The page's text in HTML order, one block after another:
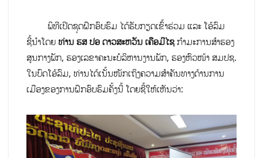
ພິທີເປີດຊຸດຝຶກອົບຮົມ ໄດ້ຮັບກຽດເຂົ້າຮ່ວມ ແລະ ໂອ້ລົມ
ຊີ້ນຳໂດຍທ່ານ ຮສ ປອ ດາວສະຫວັນ ເຄືອມີໄຊກຳມະການສຳຮອງ
ສູນກາງພັກ, ຮອງເລຂາຄະນະບໍລິຫານງານພັກ, ຮອງຫົວໜ້າ ສມປຊ.
ໃນບົດໂອ້ລົມ, ທ່ານໄດ້ເນັ້ນໜັກເຖິງຄວາມສຳຄັນທາງດ້ານການ
ເມືອງຂອງການຝຶກອົບຮົມຄັ້ງນີ້ ໂດຍຊີ້ໃຫ້ເຫັນວ່າ: